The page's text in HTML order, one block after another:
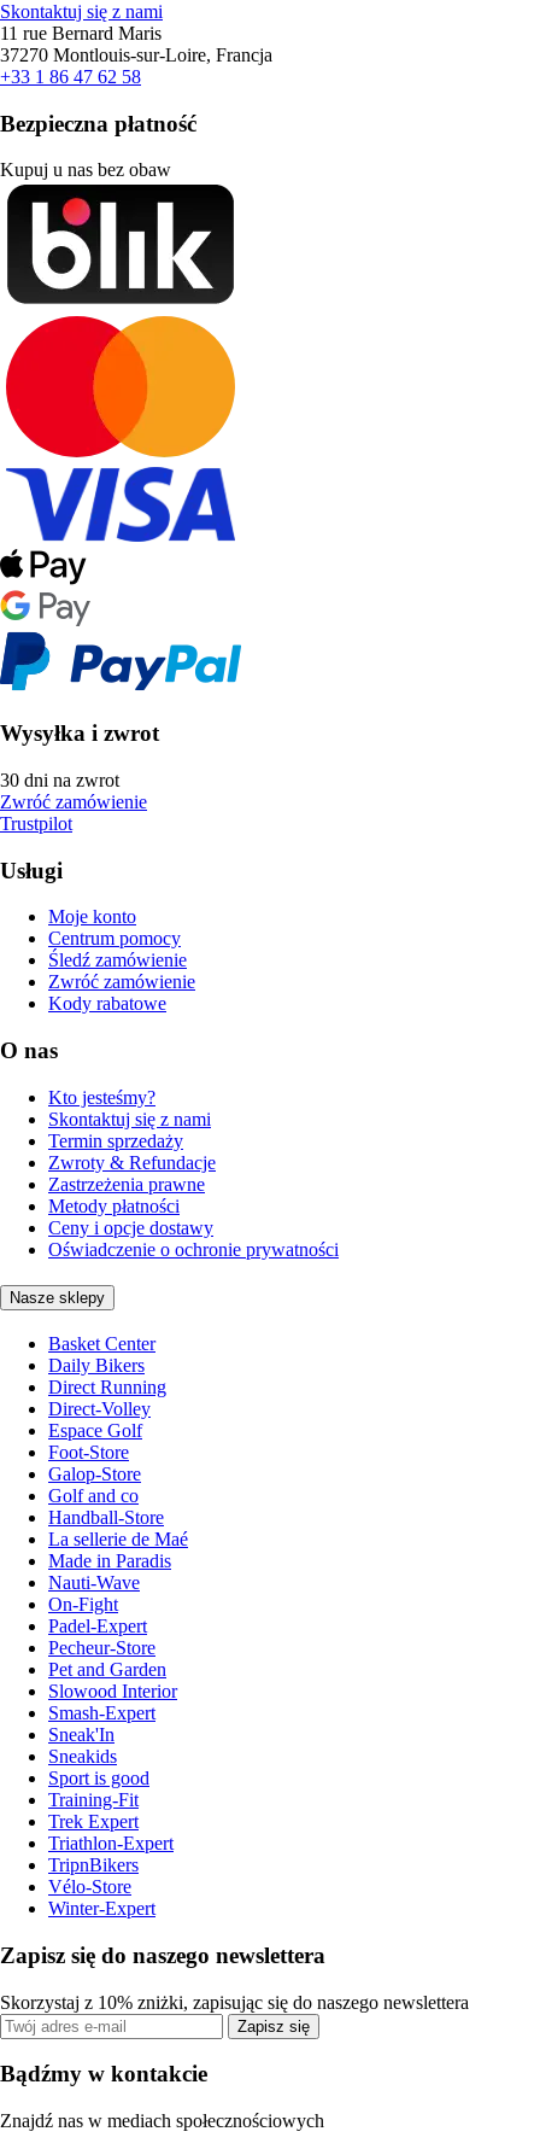
Skontaktuj się z nami
11 rue Bernard Maris
37270 Montlouis-sur-Loire, Francja
+33 1 86 47 62 58
Bezpieczna płatność
Kupuj u nas bez obaw
Wysyłka i zwrot
30 dni na zwrot
Zwróć zamówienie
Trustpilot
Usługi
Moje konto
Centrum pomocy
Śledź zamówienie
Zwróć zamówienie
Kody rabatowe
O nas
Kto jesteśmy?
Skontaktuj się z nami
Termin sprzedaży
Zwroty & Refundacje
Zastrzeżenia prawne
Metody płatności
Ceny i opcje dostawy
Oświadczenie o ochronie prywatności
Nasze sklepy
Basket Center
Daily Bikers
Direct Running
Direct-Volley
Espace Golf
Foot-Store
Galop-Store
Golf and co
Handball-Store
La sellerie de Maé
Made in Paradis
Nauti-Wave
On-Fight
Padel-Expert
Pecheur-Store
Pet and Garden
Slowood Interior
Smash-Expert
Sneak'In
Sneakids
Sport is good
Training-Fit
Trek Expert
Triathlon-Expert
TripnBikers
Vélo-Store
Winter-Expert
Zapisz się do naszego newslettera
Skorzystaj z 10% zniżki, zapisując się do naszego newslettera
Zapisz się
Bądźmy w kontakcie
Znajdź nas w mediach społecznościowych